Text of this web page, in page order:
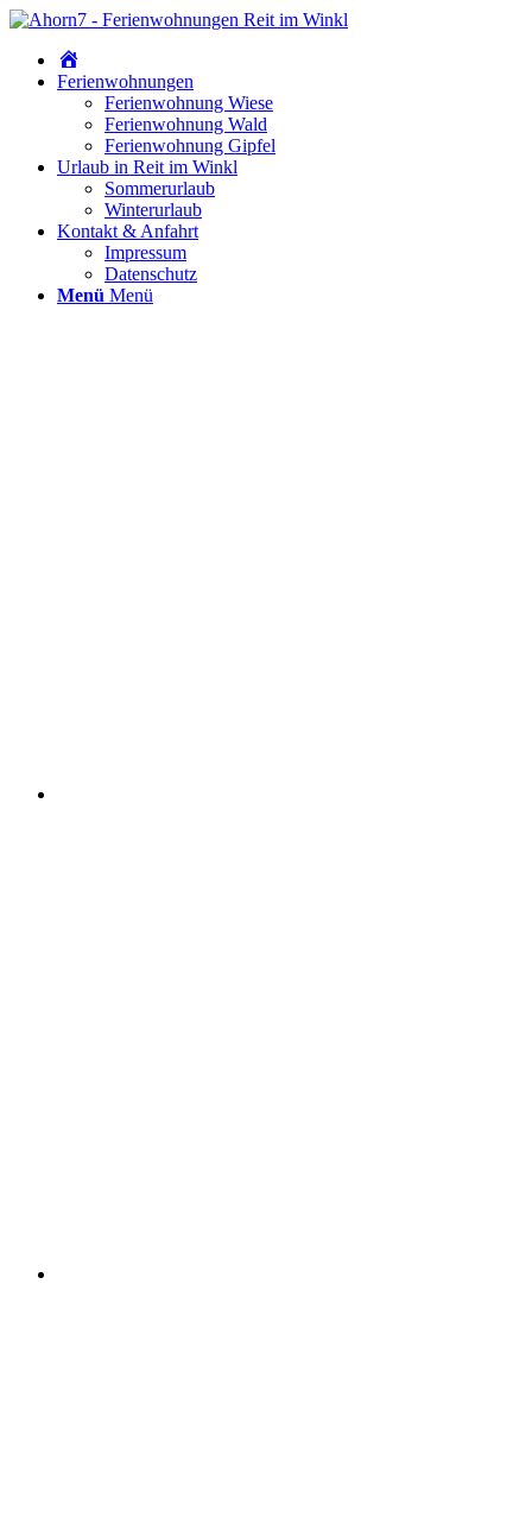
Ferienwohnungen
Ferienwohnung Wiese
Ferienwohnung Wald
Ferienwohnung Gipfel
Urlaub in Reit im Winkl
Sommerurlaub
Winterurlaub
Kontakt & Anfahrt
Impressum
Datenschutz
Menü Menü